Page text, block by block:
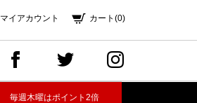
マイアカウント カート(0)
毎週木曜はポイント2倍